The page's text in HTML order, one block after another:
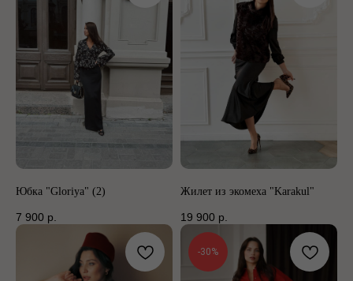
Юбка "Gloriya" (2)
7 900 р.
Жилет из экомеха "Karakul"
19 900 р.
-30%